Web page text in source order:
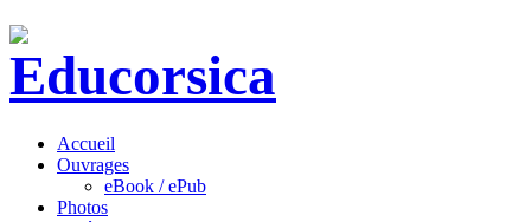
Accueil
Ouvrages
eBook / ePub
Photos